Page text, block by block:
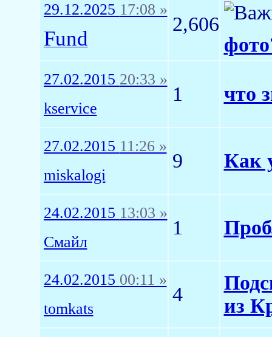
29.12.2025 17:08 »
Fund
2,606
27.02.2015 20:33 »
kservice
1 что
27.02.2015 11:26 »
miskalogi
9 Как
24.02.2015 13:03 »
Смайл
1
24.02.2015 00:11 »
tomkats
4
из